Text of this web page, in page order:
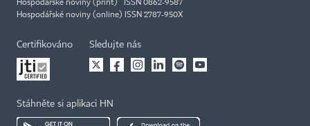
Hospodářské noviny (print) ISSN 0862-9587
Hospodářské noviny (online) ISSN 2787-950X
Certifikováno Sledujte nás
Stáhněte si aplikaci HN